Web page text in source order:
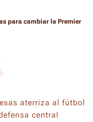
para cambiar la Premier
aterriza al fútbol
central